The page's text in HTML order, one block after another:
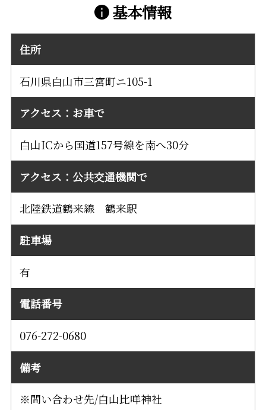
基本情報
住所
石川県白山市三宮町ニ105-1
アクセス：お車で
白山ICから国道157号線を南へ30分
アクセス：公共交通機関で
北陸鉄道鶴来線 鶴来駅
駐車場
有
電話番号
076-272-0680
備考
※問い合わせ先/白山比咩神社